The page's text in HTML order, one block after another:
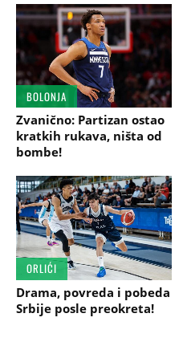
BOLONJA
Zvanično: Partizan ostao
kratkih rukava, ništa od
bombe!
ORLIĆI
Drama, povreda i pobeda
Srbije posle preokreta!